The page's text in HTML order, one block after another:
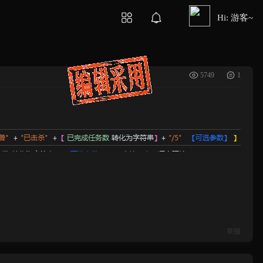
Hi: 游客~
5749 1
举报